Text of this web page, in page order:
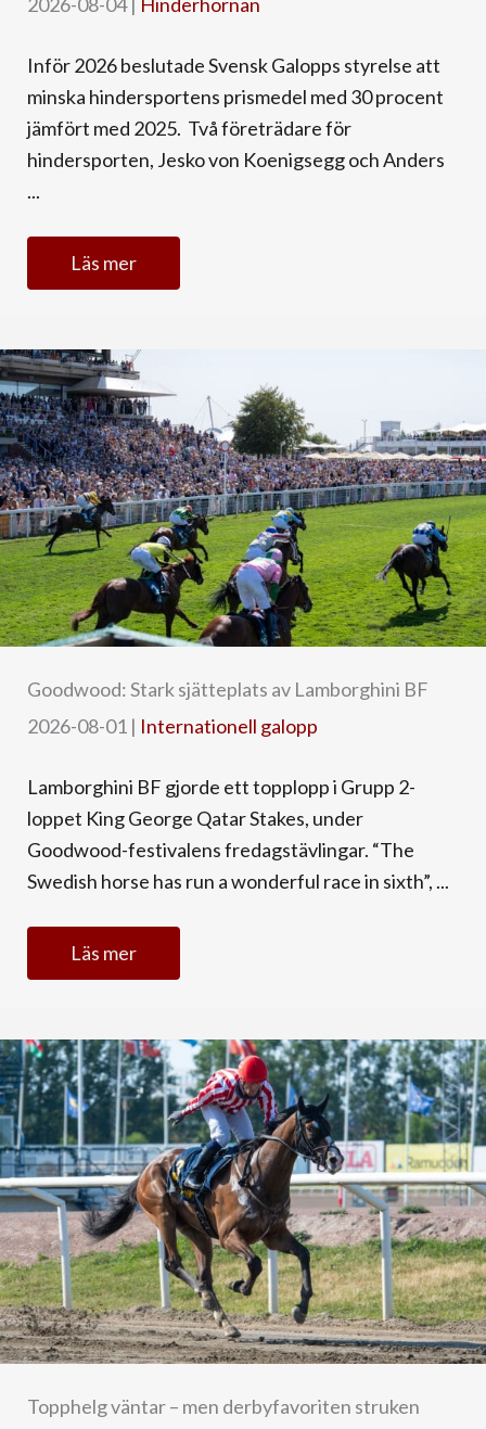
Inför 2026 beslutade Svensk Galopps styrelse att
minska hindersportens prismedel med 30 procent
jämfört med 2025. Två företrädare för
hindersporten, Jesko von Koenigsegg och Anders
...
Läs mer
Goodwood: Stark sjätteplats av Lamborghini BF
2026-08-01 | Internationell galopp
Lamborghini BF gjorde ett topplopp i Grupp 2-
loppet King George Qatar Stakes, under
Goodwood-festivalens fredagstävlingar. “The
Swedish horse has run a wonderful race in sixth”, ...
Läs mer
Topphelg väntar – men derbyfavoriten struken